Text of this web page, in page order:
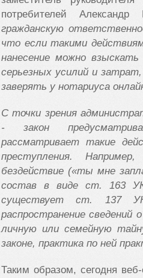
потребителей
гражданскую
что если такими
нанесение можно
серьезных усилий и
заверять у нотариуса
С точки зрения
- закон
рассматривает такие
преступления.
бездействие («ты мне
состав в виде ст. 163
существует ст. 137
распространение
личную или семейную
законе, практика по ней
Таким образом, сегодня веб-